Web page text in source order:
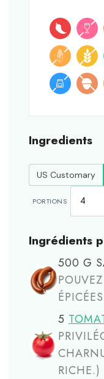
Ingredients
US Customary
PORTIONS
Ingrédients
500 G
5
RICHE.)